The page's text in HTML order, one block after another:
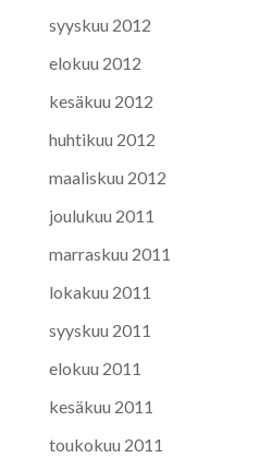
syyskuu 2012
elokuu 2012
kesäkuu 2012
huhtikuu 2012
maaliskuu 2012
joulukuu 2011
marraskuu 2011
lokakuu 2011
syyskuu 2011
elokuu 2011
kesäkuu 2011
toukokuu 2011